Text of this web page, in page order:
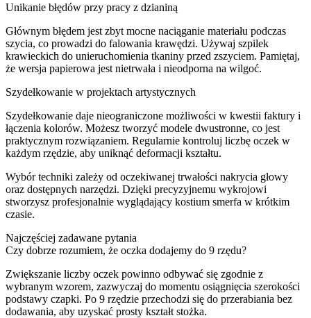
Unikanie błędów przy pracy z dzianiną
Głównym błędem jest zbyt mocne naciąganie materiału podczas
szycia, co prowadzi do falowania krawędzi. Używaj szpilek
krawieckich do unieruchomienia tkaniny przed zszyciem. Pamiętaj,
że wersja papierowa jest nietrwała i nieodporna na wilgoć.
Szydełkowanie w projektach artystycznych
Szydełkowanie daje nieograniczone możliwości w kwestii faktury i
łączenia kolorów. Możesz tworzyć modele dwustronne, co jest
praktycznym rozwiązaniem. Regularnie kontroluj liczbę oczek w
każdym rzędzie, aby uniknąć deformacji kształtu.
Wybór techniki zależy od oczekiwanej trwałości nakrycia głowy
oraz dostępnych narzędzi. Dzięki precyzyjnemu wykrojowi
stworzysz profesjonalnie wyglądający kostium smerfa w krótkim
czasie.
Najczęściej zadawane pytania
Czy dobrze rozumiem, że oczka dodajemy do 9 rzędu?
Zwiększanie liczby oczek powinno odbywać się zgodnie z
wybranym wzorem, zazwyczaj do momentu osiągnięcia szerokości
podstawy czapki. Po 9 rzędzie przechodzi się do przerabiania bez
dodawania, aby uzyskać prosty kształt stożka.